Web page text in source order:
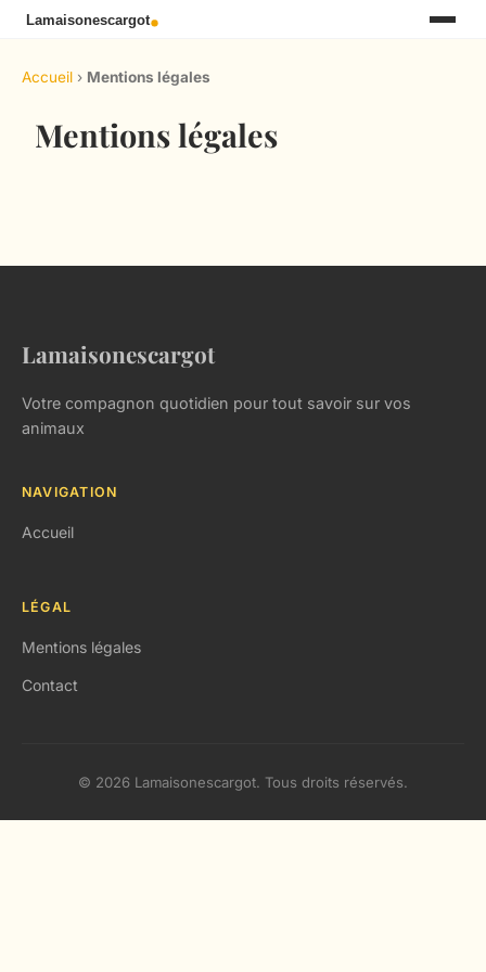
Accueil › Mentions légales
Mentions légales
Lamaisonescargot
Votre compagnon quotidien pour tout savoir sur vos
animaux
NAVIGATION
Accueil
LÉGAL
Mentions légales
Contact
© 2026 Lamaisonescargot. Tous droits réservés.